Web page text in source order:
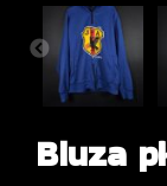
Bluza